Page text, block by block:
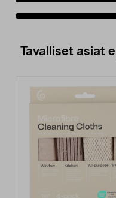
Tavalliset asiat